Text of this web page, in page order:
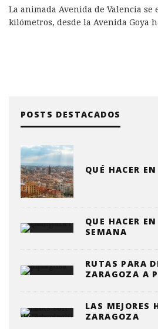
La animada Avenida de Valencia se
kilómetros, desde la Avenida Goya
POSTS DESTACADOS
QUÉ HACER
QUE HACER
SEMANA
RUTAS PARA
ZARAGOZA A
LAS MEJORES
ZARAGOZA